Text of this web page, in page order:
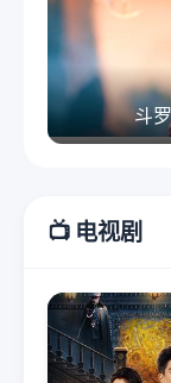
斗
📺 电视剧